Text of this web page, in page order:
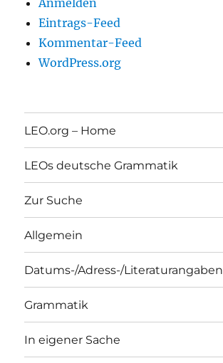
Anmelden
Eintrags-Feed
Kommentar-Feed
WordPress.org
LEO.org – Home
LEOs deutsche Grammatik
Zur Suche
Allgemein
Datums-/Adress-/Literaturangaben
Grammatik
In eigener Sache